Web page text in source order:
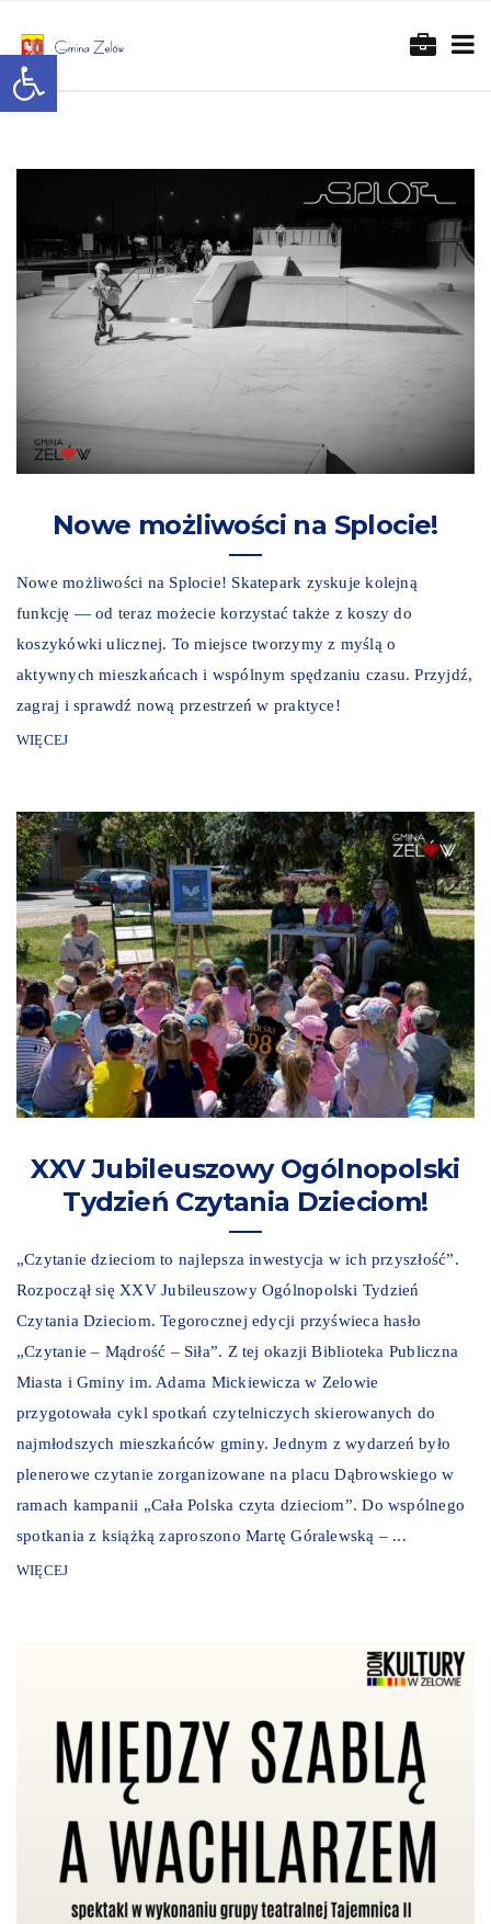
Otwórz pasek narzędzi
Nowe możliwości na Splocie!
Nowe możliwości na Splocie! Skatepark zyskuje kolejną
funkcję — od teraz możecie korzystać także z koszy do
koszykówki ulicznej. To miejsce tworzymy z myślą o
aktywnych mieszkańcach i wspólnym spędzaniu czasu. Przyjdź,
zagraj i sprawdź nową przestrzeń w praktyce!
WIĘCEJ
XXV Jubileuszowy Ogólnopolski
Tydzień Czytania Dzieciom!
„Czytanie dzieciom to najlepsza inwestycja w ich przyszłość”.
Rozpoczął się XXV Jubileuszowy Ogólnopolski Tydzień
Czytania Dzieciom. Tegorocznej edycji przyświeca hasło
„Czytanie – Mądrość – Siła”. Z tej okazji Biblioteka Publiczna
Miasta i Gminy im. Adama Mickiewicza w Zelowie
przygotowała cykl spotkań czytelniczych skierowanych do
najmłodszych mieszkańców gminy. Jednym z wydarzeń było
plenerowe czytanie zorganizowane na placu Dąbrowskiego w
ramach kampanii „Cała Polska czyta dzieciom”. Do wspólnego
spotkania z książką zaproszono Martę Góralewską – ...
WIĘCEJ